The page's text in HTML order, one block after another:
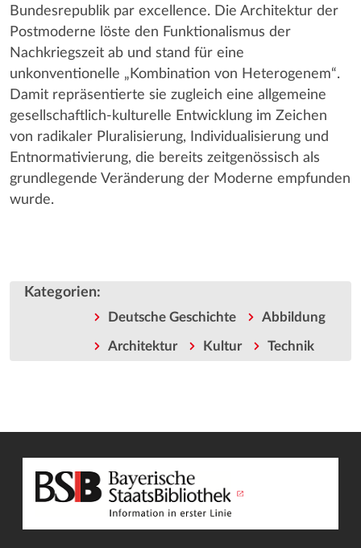
Bundesrepublik par excellence. Die Architektur der
Postmoderne löste den Funktionalismus der
Nachkriegszeit ab und stand für eine
unkonventionelle „Kombination von Heterogenem“.
Damit repräsentierte sie zugleich eine allgemeine
gesellschaftlich-kulturelle Entwicklung im Zeichen
von radikaler Pluralisierung, Individualisierung und
Entnormativierung, die bereits zeitgenössisch als
grundlegende Veränderung der Moderne empfunden
wurde.
Kategorien:
Deutsche Geschichte Abbildung
Architektur Kultur Technik